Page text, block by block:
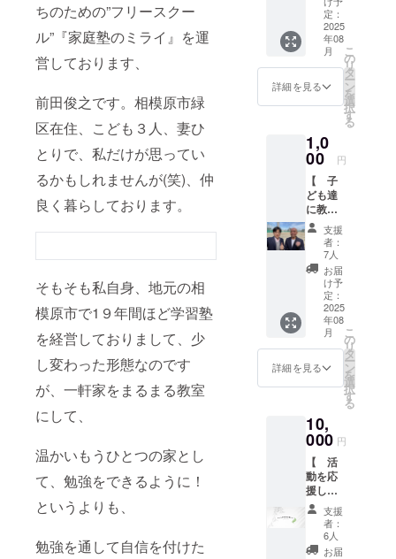
ちのための”フリースクー
ル”『家庭塾のミライ』を運
営しております、
前田俊之です。相模原市緑
区在住、こども３人、妻ひ
とりで、私だけが思ってい
るかもしれませんが(笑)、仲
良く暮らしております。
そもそも私自身、地元の相
模原市で1９年間ほど学習塾
を経営しておりまして、少
し変わった形態なのです
が、一軒家をまるまる教室
にして、
温かいもうひとつの家とし
て、勉強をできるように！
というよりも、
勉強を通して自信を付けた
朝9：30～
15：30ま
で 高校生
30～19：30
ておりま
フリース
クールの活
動として
自然とのふ
れあいや職
業体験を中
心として活
教室は、週
に3回コース
や、
通い放題の
ける
と、こ
の記事
がどん
どん拡
がるよ
うに
なって
す。 ぜ
ひ、お
願いし
たいで
すm(_
_)m！
お礼の
メー
ル： 感
謝の気
持ちを
込め
て、お
礼の
メッ
セージ
をお送
ばって
～！皆
様のお
気持ち
を、子
供たち
への力
とさせ
ていた
だきま
定：
2025
年08
月
詳細を見る
こ
の
リ
タ
ー
ン
を
選
択
す
る
1,0
00 円
【 子
ども達
に教え
てみた
い！
】 通
信高校
とフ
リース
クール
の授業
を自由
に体験
＊＊＊
※教員免
許持っ
方、大
歓迎★
なくて
も大丈
夫！授
業のや
り方は
一緒に
考えま
すので
支援
者：
7人
お届
け予
定：
2025
年08
月
詳細を見る
こ
の
リ
タ
ー
ン
を
選
択
す
る
10,
000 円
【 活
動を応
援した
いプラ
ン！
】 ◆内
容◆ 子
支援
者：
6人
お届